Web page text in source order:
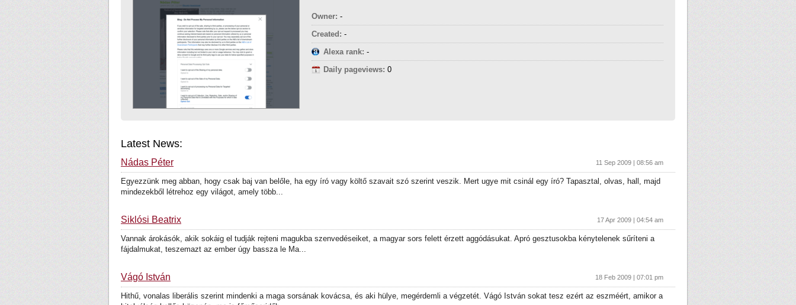
Owner: -
Created: -
Alexa rank: -
Daily pageviews: 0
Latest News:
Nádas Péter 11 Sep 2009 | 08:56 am
Egyezzünk meg abban, hogy csak baj van belőle, ha egy író vagy költő szavait szó szerint veszik. Mert ugye mit csinál egy író? Tapasztal, olvas, hall, majd
mindezekből létrehoz egy világot, amely több...
Siklósi Beatrix 17 Apr 2009 | 04:54 am
Vannak árokásók, akik sokáig el tudják rejteni magukba szenvedéseiket, a magyar sors felett érzett aggódásukat. Apró gesztusokba kénytelenek sűríteni a
fájdalmukat, teszemazt az ember úgy bassza le Ma...
Vágó István 18 Feb 2009 | 07:01 pm
Hithű, vonalas liberális szerint mindenki a maga sorsának kovácsa, és aki hülye, megérdemli a végzetét. Vágó István sokat tesz ezért az eszméért, amikor a